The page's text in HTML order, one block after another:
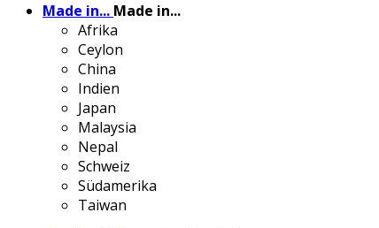
Made in... Made in...
Afrika
Ceylon
China
Indien
Japan
Malaysia
Nepal
Schweiz
Südamerika
Taiwan